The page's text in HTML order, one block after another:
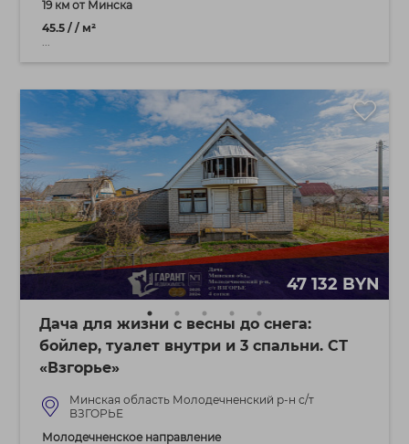
19 км от Минска
45.5 / / м²
...
47 132 BYN
Дача для жизни с весны до снега:
бойлер, туалет внутри и 3 спальни. СТ
«Взгорье»
Минская область Молодечненский р-н с/т
ВЗГОРЬЕ
Молодечненское направление